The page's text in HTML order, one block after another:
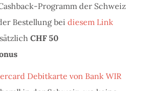
Programm der Schweiz
Bestellung bei diesem Link
CHF 50
Debitkarte von Bank WIR